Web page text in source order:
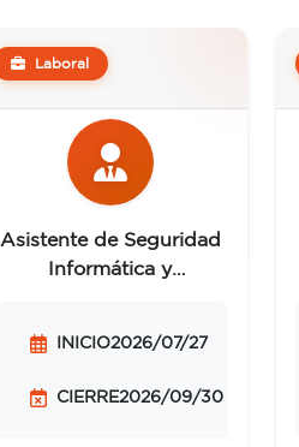
Laboral
Asistente de Seguridad
Informática y
INICIO2026/07/27
CIERRE2026/09/30